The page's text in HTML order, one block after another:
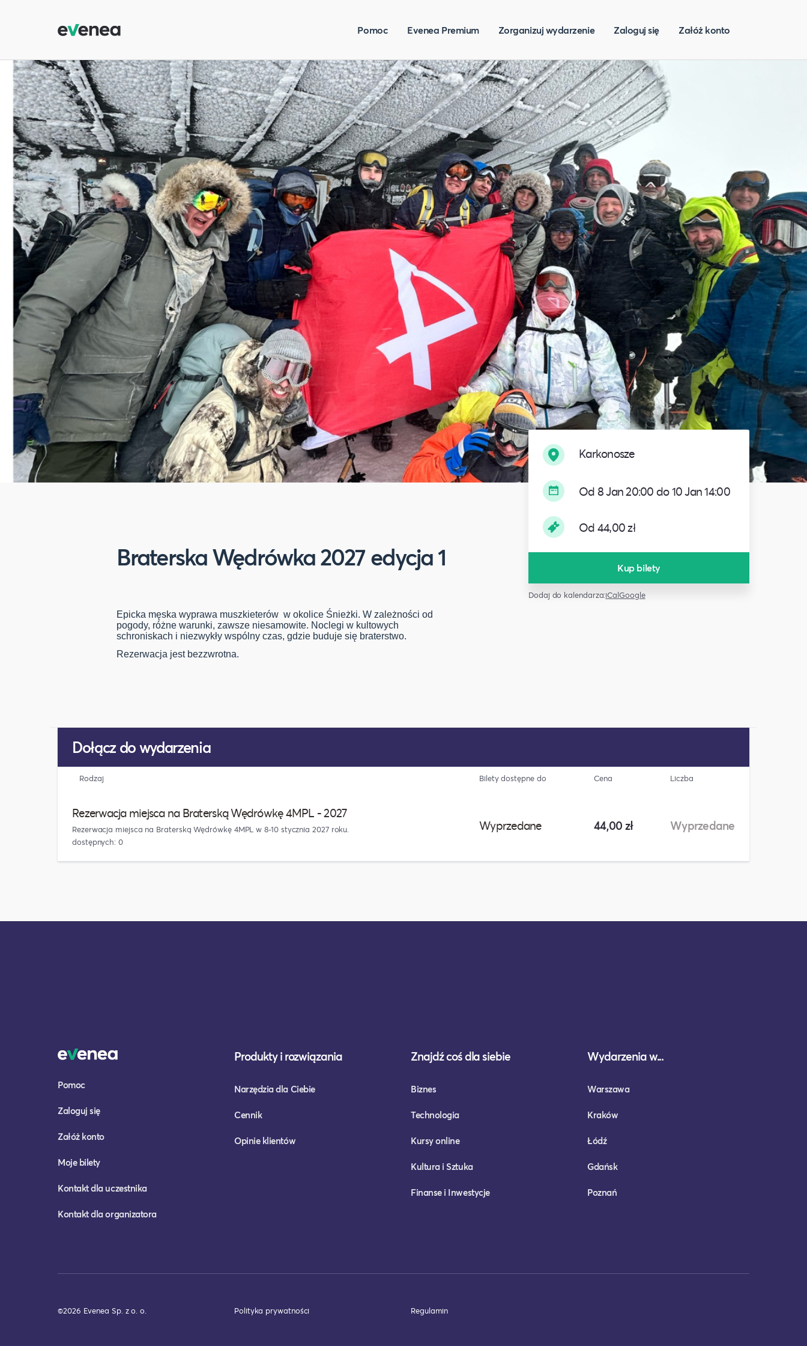
Pomoc Evenea Premium Zorganizuj wydarzenie Zaloguj się Załóż konto
Braterska Wędrówka 2027 edycja 1
Epicka męska wyprawa muszkieterów w okolice Śnieżki. W zależności od
pogody, różne warunki, zawsze niesamowite. Noclegi w kultowych
schroniskach i niezwykły wspólny czas, gdzie buduje się braterstwo.
Rezerwacja jest bezzwrotna.
Karkonosze
Od 8 Jan 20:00 do 10 Jan 14:00
Od 44,00 zł
Kup bilety
Dodaj do kalendarza:iCalGoogle
Dołącz do wydarzenia
Rodzaj Bilety dostępne do Cena Liczba
Rezerwacja miejsca na Braterską Wędrówkę 4MPL - 2027
Rezerwacja miejsca na Braterską Wędrówkę 4MPL w 8-10 stycznia 2027 roku.
dostępnych: 0
Wyprzedane 44,00 zł Wyprzedane
Pomoc
Zaloguj się
Załóż konto
Moje bilety
Kontakt dla uczestnika
Kontakt dla organizatora
Produkty i rozwiązania
Narzędzia dla Ciebie
Cennik
Opinie klientów
Znajdź coś dla siebie
Biznes
Technologia
Kursy online
Kultura i Sztuka
Finanse i Inwestycje
Wydarzenia w...
Warszawa
Kraków
Łódź
Gdańsk
Poznań
©2026 Evenea Sp. z o. o. Polityka prywatności Regulamin